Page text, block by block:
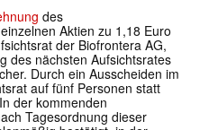
des
Aktien zu 1,18 Euro
der Biofrontera AG,
des nächsten Aufsichtsrates
Durch ein Ausscheiden im
auf fünf Personen statt
der kommenden
Tagesordnung dieser